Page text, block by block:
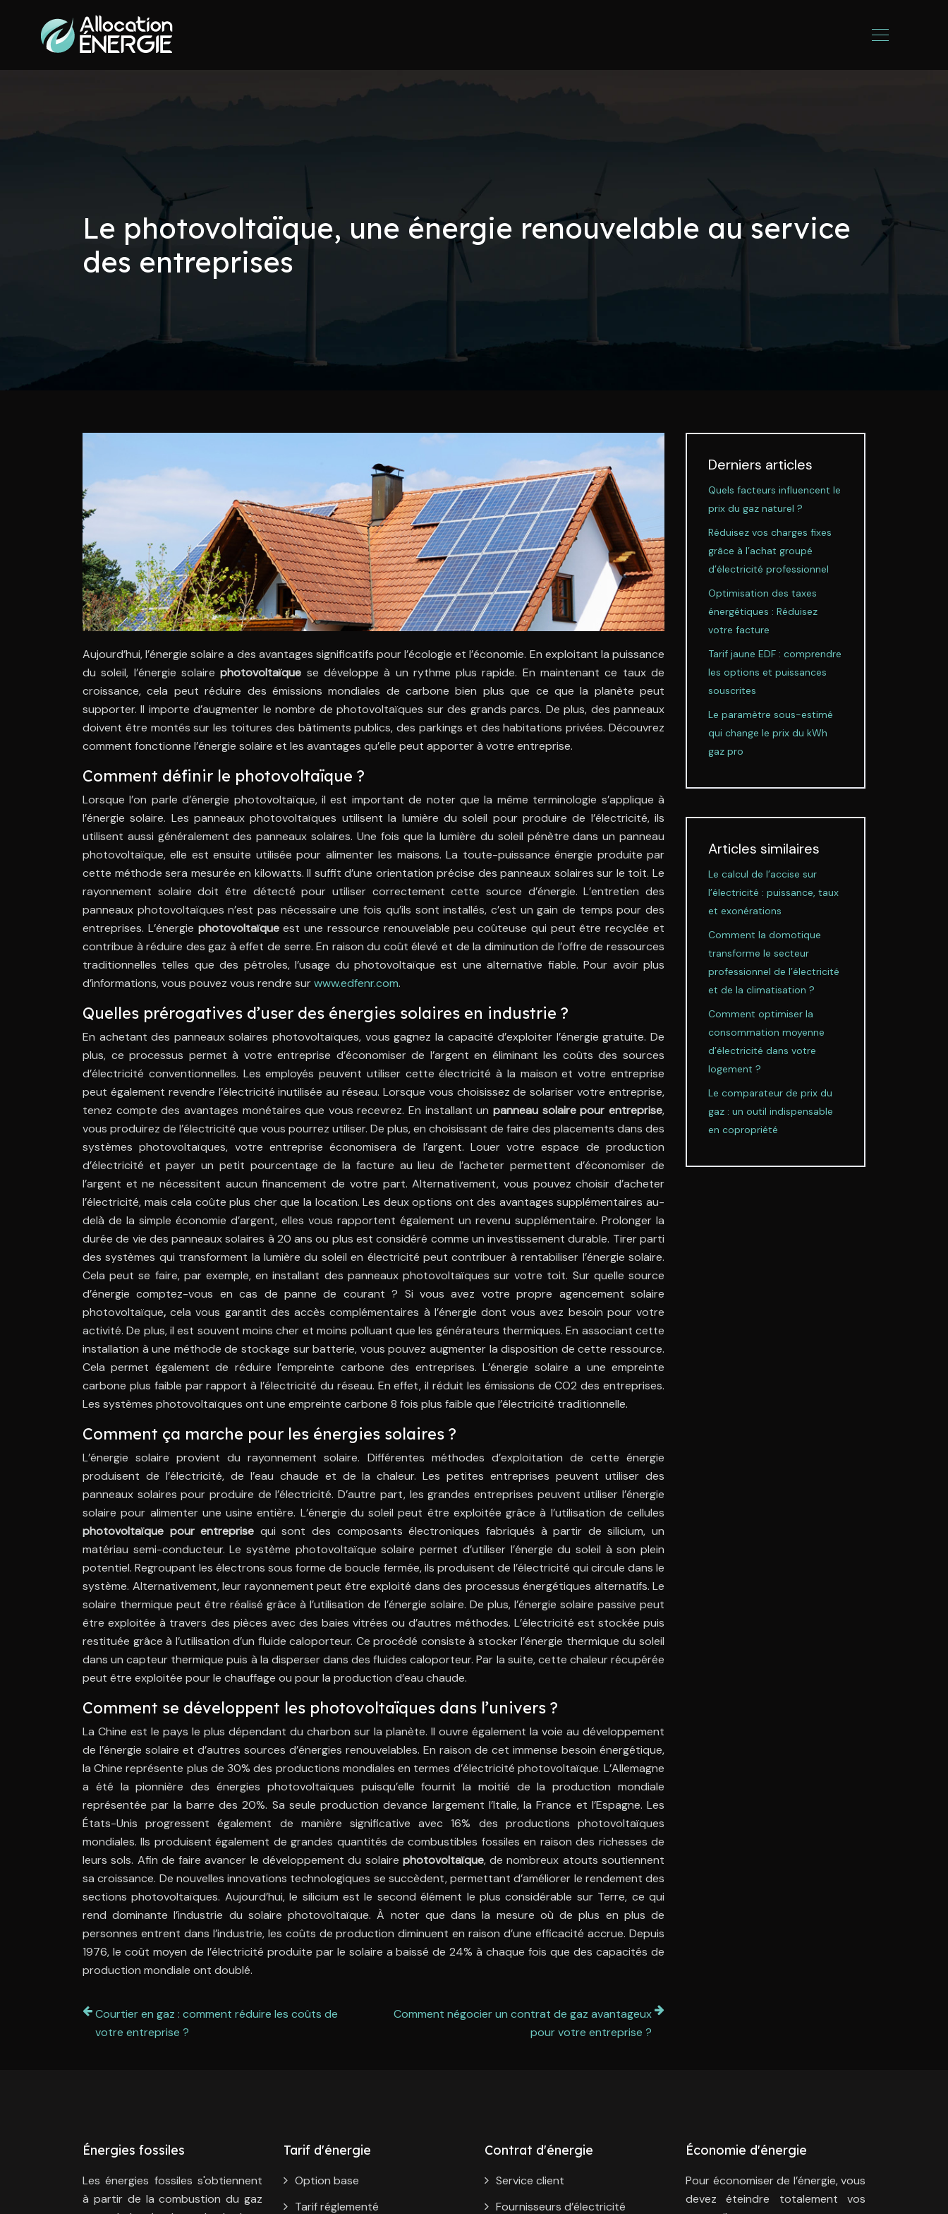
Le photovoltaïque, une énergie renouvelable au service
des entreprises
Aujourd’hui, l’énergie solaire a des avantages significatifs pour l’écologie et l’économie. En exploitant la puissance
du soleil, l’énergie solairephotovoltaïque se développe à un rythme plus rapide. En maintenant ce taux de
croissance, cela peut réduire des émissions mondiales de carbone bien plus que ce que la planète peut
supporter. Il importe d’augmenter le nombre de photovoltaïques sur des grands parcs. De plus, des panneaux
doivent être montés sur les toitures des bâtiments publics, des parkings et des habitations privées. Découvrez
comment fonctionne l’énergie solaire et les avantages qu’elle peut apporter à votre entreprise.
Comment définir le photovoltaïque ?
Lorsque l’on parle d’énergie photovoltaïque, il est important de noter que la même terminologie s’applique à
l’énergie solaire. Les panneaux photovoltaïques utilisent la lumière du soleil pour produire de l’électricité, ils
utilisent aussi généralement des panneaux solaires. Une fois que la lumière du soleil pénètre dans un panneau
photovoltaïque, elle est ensuite utilisée pour alimenter les maisons. La toute-puissance énergie produite par
cette méthode sera mesurée en kilowatts. Il suffit d’une orientation précise des panneaux solaires sur le toit. Le
rayonnement solaire doit être détecté pour utiliser correctement cette source d’énergie. L’entretien des
panneaux photovoltaïques n’est pas nécessaire une fois qu’ils sont installés, c’est un gain de temps pour des
entreprises. L’énergie photovoltaïqueest une ressource renouvelable peu coûteuse qui peut être recyclée et
contribue à réduire des gaz à effet de serre. En raison du coût élevé et de la diminution de l’offre de ressources
traditionnelles telles que des pétroles, l’usage du photovoltaïque est une alternative fiable. Pour avoir plus
d’informations, vous pouvez vous rendre surwww.edfenr.com.
Quelles prérogatives d’user des énergies solaires en industrie ?
En achetant des panneaux solaires photovoltaïques, vous gagnez la capacité d’exploiter l’énergie gratuite. De
plus, ce processus permet à votre entreprise d’économiser de l’argent en éliminant les coûts des sources
d’électricité conventionnelles. Les employés peuvent utiliser cette électricité à la maison et votre entreprise
peut également revendre l’électricité inutilisée au réseau. Lorsque vous choisissez de solariser votre entreprise,
tenez compte des avantages monétaires que vous recevrez. En installant unpanneau solaire pour entreprise,
vous produirez de l’électricité que vous pourrez utiliser. De plus, en choisissant de faire des placements dans des
systèmes photovoltaïques, votre entreprise économisera de l’argent. Louer votre espace de production
d’électricité et payer un petit pourcentage de la facture au lieu de l’acheter permettent d’économiser de
l’argent et ne nécessitent aucun financement de votre part. Alternativement, vous pouvez choisir d’acheter
l’électricité, mais cela coûte plus cher que la location. Les deux options ont des avantages supplémentaires au-
delà de la simple économie d’argent, elles vous rapportent également un revenu supplémentaire. Prolonger la
durée de vie des panneaux solaires à 20 ans ou plus est considéré comme un investissement durable. Tirer parti
des systèmes qui transforment la lumière du soleil en électricité peut contribuer à rentabiliser l’énergie solaire.
Cela peut se faire, par exemple, en installant des panneaux photovoltaïques sur votre toit. Sur quelle source
d’énergie comptez-vous en cas de panne de courant ? Si vous avez votre propre agencement solaire
photovoltaïque, cela vous garantit des accès complémentaires à l’énergie dont vous avez besoin pour votre
activité. De plus, il est souvent moins cher et moins polluant que les générateurs thermiques. En associant cette
installation à une méthode de stockage sur batterie, vous pouvez augmenter la disposition de cette ressource.
Cela permet également de réduire l’empreinte carbone des entreprises. L’énergie solaire a une empreinte
carbone plus faible par rapport à l’électricité du réseau. En effet, il réduit les émissions de CO2 des entreprises.
Les systèmes photovoltaïques ont une empreinte carbone 8 fois plus faible que l’électricité traditionnelle.
Comment ça marche pour les énergies solaires ?
L’énergie solaire provient du rayonnement solaire. Différentes méthodes d’exploitation de cette énergie
produisent de l’électricité, de l’eau chaude et de la chaleur. Les petites entreprises peuvent utiliser des
panneaux solaires pour produire de l’électricité. D’autre part, les grandes entreprises peuvent utiliser l’énergie
solaire pour alimenter une usine entière. L’énergie du soleil peut être exploitée grâce à l’utilisation de cellules
photovoltaïque pour entreprise qui sont des composants électroniques fabriqués à partir de silicium, un
matériau semi-conducteur. Le système photovoltaïque solaire permet d’utiliser l’énergie du soleil à son plein
potentiel. Regroupant les électrons sous forme de boucle fermée, ils produisent de l’électricité qui circule dans le
système. Alternativement, leur rayonnement peut être exploité dans des processus énergétiques alternatifs. Le
solaire thermique peut être réalisé grâce à l’utilisation de l’énergie solaire. De plus, l’énergie solaire passive peut
être exploitée à travers des pièces avec des baies vitrées ou d’autres méthodes. L’électricité est stockée puis
restituée grâce à l’utilisation d’un fluide caloporteur. Ce procédé consiste à stocker l’énergie thermique du soleil
dans un capteur thermique puis à la disperser dans des fluides caloporteur. Par la suite, cette chaleur récupérée
peut être exploitée pour le chauffage ou pour la production d’eau chaude.
Comment se développent les photovoltaïques dans l’univers ?
La Chine est le pays le plus dépendant du charbon sur la planète. Il ouvre également la voie au développement
de l’énergie solaire et d’autres sources d’énergies renouvelables. En raison de cet immense besoin énergétique,
la Chine représente plus de 30% des productions mondiales en termes d’électricité photovoltaïque. L’Allemagne
a été la pionnière des énergies photovoltaïques puisqu’elle fournit la moitié de la production mondiale
représentée par la barre des 20%. Sa seule production devance largement l’Italie, la France et l’Espagne. Les
États-Unis progressent également de manière significative avec 16% des productions photovoltaïques
mondiales. Ils produisent également de grandes quantités de combustibles fossiles en raison des richesses de
leurs sols. Afin de faire avancer le développement du solaire photovoltaïque, de nombreux atouts soutiennent
sa croissance. De nouvelles innovations technologiques se succèdent, permettant d’améliorer le rendement des
sections photovoltaïques. Aujourd’hui, le silicium est le second élément le plus considérable sur Terre, ce qui
rend dominante l’industrie du solaire photovoltaïque. À noter que dans la mesure où de plus en plus de
personnes entrent dans l’industrie, les coûts de production diminuent en raison d’une efficacité accrue. Depuis
1976, le coût moyen de l’électricité produite par le solaire a baissé de 24% à chaque fois que des capacités de
production mondiale ont doublé.
Courtier en gaz : comment réduire les coûts de
votre entreprise ?
Comment négocier un contrat de gaz avantageux
pour votre entreprise ?
Derniers articles
Quels facteurs influencent le
prix du gaz naturel ?
Réduisez vos charges fixes
grâce à l’achat groupé
d’électricité professionnel
Optimisation des taxes
énergétiques : Réduisez
votre facture
Tarif jaune EDF : comprendre
les options et puissances
souscrites
Le paramètre sous-estimé
qui change le prix du kWh
gaz pro
Articles similaires
Le calcul de l’accise sur
l’électricité : puissance, taux
et exonérations
Comment la domotique
transforme le secteur
professionnel de l’électricité
et de la climatisation ?
Comment optimiser la
consommation moyenne
d’électricité dans votre
logement ?
Le comparateur de prix du
gaz : un outil indispensable
en copropriété
Énergies fossiles
Les énergies fossiles s'obtiennent
à partir de la combustion du gaz
Tarif d'énergie
Option base
Tarif réglementé
Contrat d'énergie
Service client
Fournisseurs d’électricité
Économie d'énergie
Pour économiser de l’énergie, vous
devez éteindre totalement vos